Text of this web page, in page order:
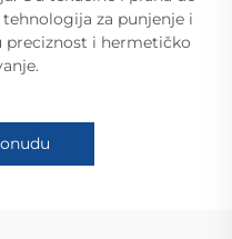
za punjenje i
preciznost i hermetičko